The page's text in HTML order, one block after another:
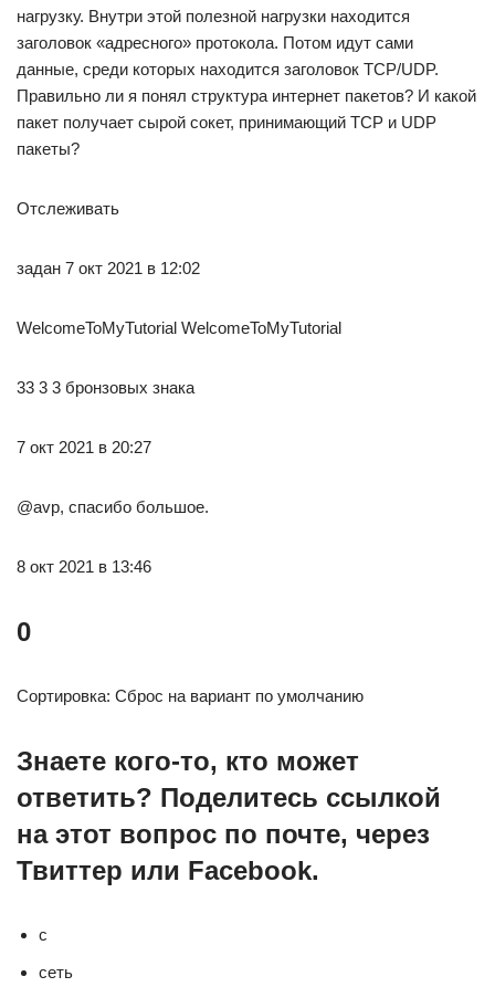
нагрузку. Внутри этой полезной нагрузки находится
заголовок «адресного» протокола. Потом идут сами
данные, среди которых находится заголовок TCP/UDP.
Правильно ли я понял структура интернет пакетов? И какой
пакет получает сырой сокет, принимающий TCP и UDP
пакеты?
Отслеживать
задан 7 окт 2021 в 12:02
WelcomeToMyTutorial WelcomeToMyTutorial
33 3 3 бронзовых знака
7 окт 2021 в 20:27
@avp, спасибо большое.
8 окт 2021 в 13:46
0
Сортировка: Сброс на вариант по умолчанию
Знаете кого-то, кто может
ответить? Поделитесь ссылкой
на этот вопрос по почте, через
Твиттер или Facebook.
c
сеть